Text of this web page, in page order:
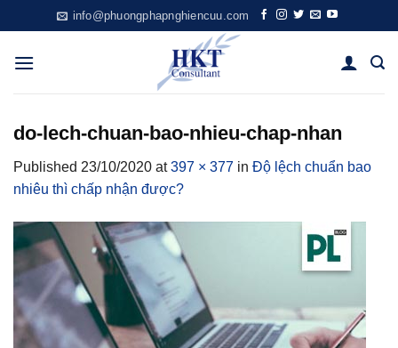
to
content
info@phuongphapnghiencuu.com
do-lech-chuan-bao-nhieu-chap-nhan
Published 23/10/2020 at397 × 377 in Độ lệch chuẩn bao
nhiêu thì chấp nhận được?